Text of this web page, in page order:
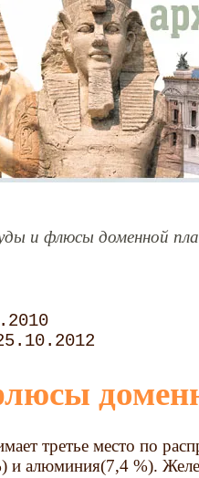
и флюсы доменной
третье место по
и алюминия(7,4 %).